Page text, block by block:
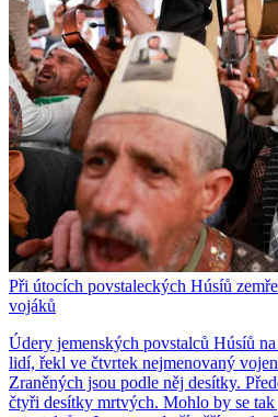
Při útocích povstaleckých Húsíů
vojáků
Údery jemenských povstalců Húsíů
lidí, řekl ve čtvrtek nejmenovaný
Zraněných jsou podle něj desítky.
čtyři desítky mrtvých. Mohlo by se